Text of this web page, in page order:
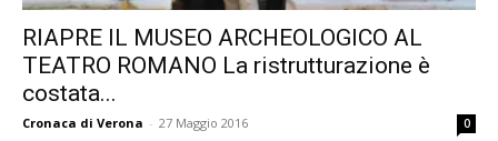
RIAPRE IL MUSEO ARCHEOLOGICO AL
TEATRO ROMANO La ristrutturazione è
costata...
Cronaca di Verona - 27 Maggio 2016 0